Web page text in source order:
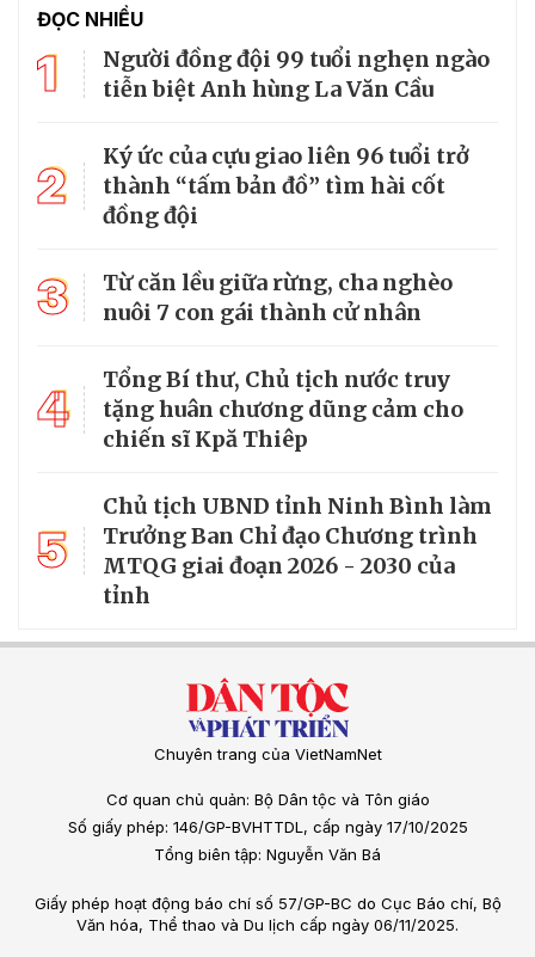
ĐỌC NHIỀU
1
Người đồng đội 99 tuổi nghẹn ngào
tiễn biệt Anh hùng La Văn Cầu
2
Ký ức của cựu giao liên 96 tuổi trở
thành “tấm bản đồ” tìm hài cốt
đồng đội
3
Từ căn lều giữa rừng, cha nghèo
nuôi 7 con gái thành cử nhân
4
Tổng Bí thư, Chủ tịch nước truy
tặng huân chương dũng cảm cho
chiến sĩ Kpă Thiêp
5
Chủ tịch UBND tỉnh Ninh Bình làm
Trưởng Ban Chỉ đạo Chương trình
MTQG giai đoạn 2026 - 2030 của
tỉnh
Chuyên trang của VietNamNet
Cơ quan chủ quản: Bộ Dân tộc và Tôn giáo
Số giấy phép: 146/GP-BVHTTDL, cấp ngày 17/10/2025
Tổng biên tập: Nguyễn Văn Bá
Giấy phép hoạt động báo chí số 57/GP-BC do Cục Báo chí, Bộ
Văn hóa, Thể thao và Du lịch cấp ngày 06/11/2025.